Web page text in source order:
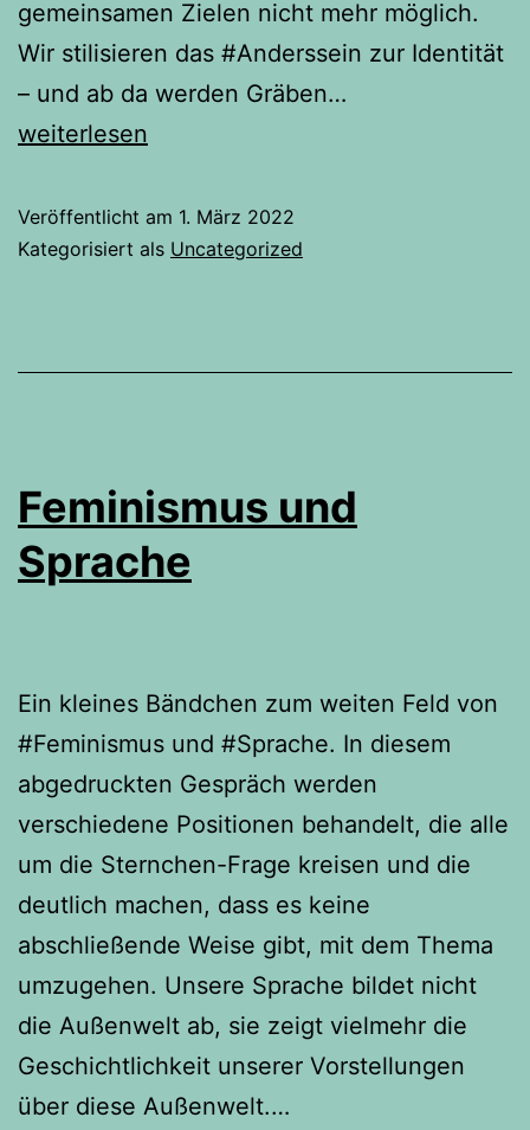
gemeinsamen Zielen nicht mehr möglich.
Wir stilisieren das #Anderssein zur Identität
– und ab da werden Gräben…
Rechthaben
weiterlesen
Veröffentlicht am 1. März 2022
Kategorisiert als Uncategorized
Feminismus und
Sprache
Ein kleines Bändchen zum weiten Feld von
#Feminismus und #Sprache. In diesem
abgedruckten Gespräch werden
verschiedene Positionen behandelt, die alle
um die Sternchen-Frage kreisen und die
deutlich machen, dass es keine
abschließende Weise gibt, mit dem Thema
umzugehen. Unsere Sprache bildet nicht
die Außenwelt ab, sie zeigt vielmehr die
Geschichtlichkeit unserer Vorstellungen
über diese Außenwelt.…